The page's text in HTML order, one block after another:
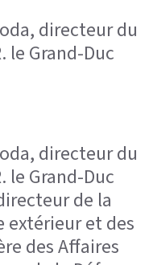
directeur du
le Grand-Duc
directeur du
le Grand-Duc
de la
extérieur et des
des Affaires